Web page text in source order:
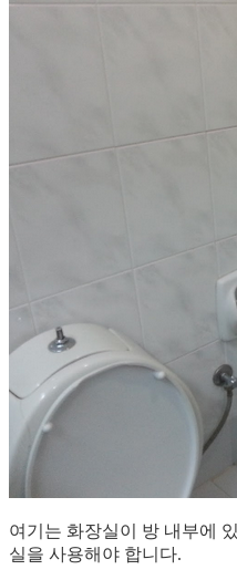
여기는 화장실이 방 내부에
실을 사용해야 합니다.